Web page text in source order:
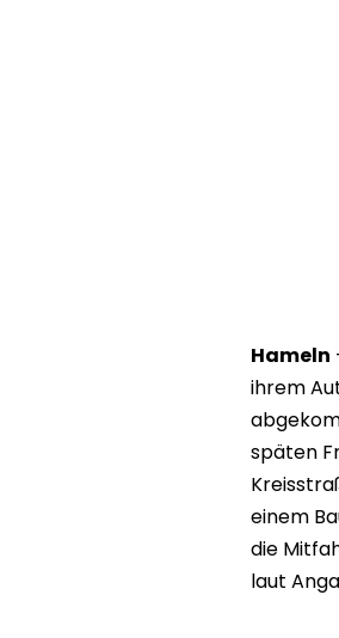
Hameln
ihrem
späten
einem
die
laut